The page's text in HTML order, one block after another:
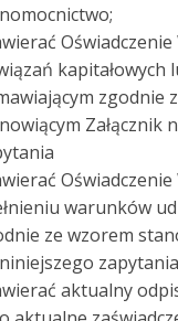
kapitałowych
zgodnie
Załącznik
warunków
ze wzorem
aktualny